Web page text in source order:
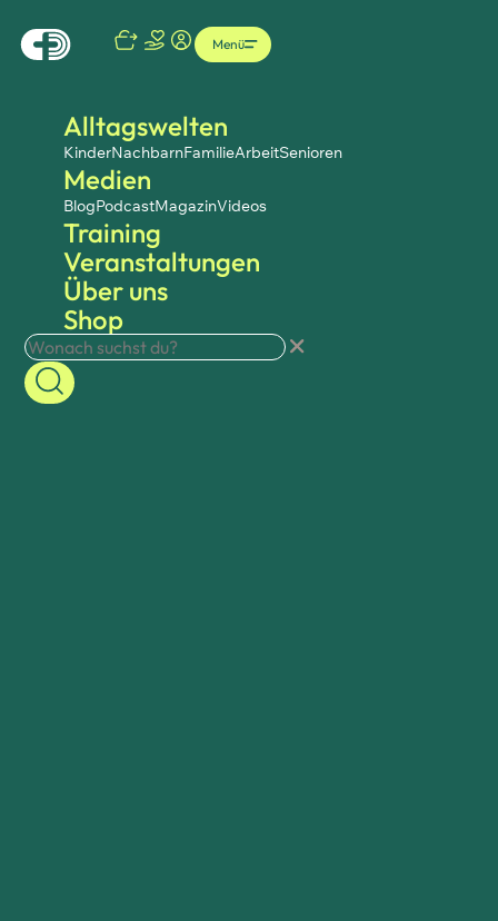
Alltagswelten
KinderNachbarnFamilieArbeitSenioren
Medien
BlogPodcastMagazinVideos
Training
Veranstaltungen
Über uns
Shop
Menü